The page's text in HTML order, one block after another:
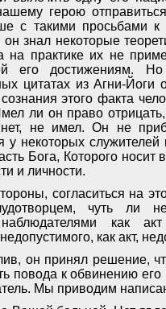
герою
с такими просьбами
он знал некоторые
на практике их не
его
цитатах из Агни-Йоги
этого факта
ли он право
не имел. Он не
у некоторых
Бога, Которого
и личности.
согласиться на
чуть ли
наблюдателями как
как акт,
он принял решение,
повода к обвинению
Мы приводим